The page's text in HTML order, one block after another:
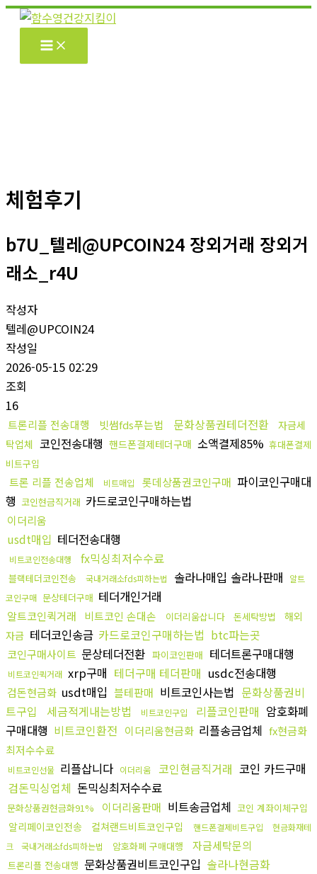
콘
체험후기
b7U_텔레@UPCOIN24 장외거래 장외거
래소_r4U
작성자
텔레@UPCOIN24
작성일
2026-05-15 02:29
조회
16
트론리플 전송대행 빗썸fds푸는법 문화상품권테더전환
자금세
탁업체 코인전송대행 핸드폰결제테더구매 소액결제85% 휴대폰결제
비트구입
트론 리플 전송업체 비트매입 롯데상품권코인구매 파이코인구매대
행 코인현금직거래 카드로코인구매하는법
이더리움
usdt매입 테더전송대행
비트코인전송대행 fx믹싱최저수수료
블랙테더코인전송 국내거래소fds피하는법 솔라나매입 솔라나판매
알트
코인구매 문상테더구매 테더개인거래
알트코인퀵거래 비트코인 손대손 이더리움삽니다 돈세탁방법
해외
자금 테더코인송금 카드로코인구매하는법 btc파는곳
코인구매사이트 문상테더전환 파이코인판매 테더트론구매대행
비트코인퀵거래 xrp구매 테더구매 테더판매 usdc전송대행
검돈현금화 usdt매입 블테판매 비트코인사는법 문화상품권비
트구입
세금적게내는방법 비트코인구입 리플코인판매 암호화폐
구매대행 비트코인환전 이더리움현금화 리플송금업체 fx현금화
최저수수료
비트코인선물 리플삽니다 이더리움 코인현금직거래 코인 카드구매
검돈믹싱업체 돈믹싱최저수수료
문화상품권현금화91% 이더리움판매 비트송금업체 코인 계좌이체구입
알리페이코인전송 컬쳐랜드비트코인구입 핸드폰결제비트구입
현금화재테
크
국내거래소fds피하는법 암호화폐 구매대행 자금세탁문의
트론리플 전송대행 문화상품권비트코인구입 솔라나현금화